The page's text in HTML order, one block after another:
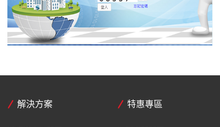
解決方案 特惠專區